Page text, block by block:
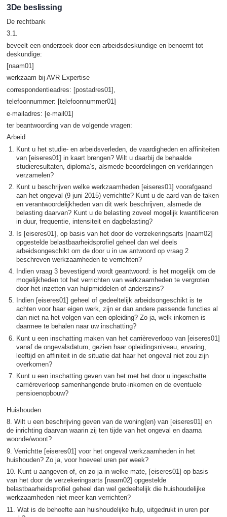
3De beslissing
De rechtbank
3.1.
beveelt een onderzoek door een arbeidsdeskundige en benoemt tot
deskundige:
[naam01]
werkzaam bij AVR Expertise
correspondentieadres: [postadres01],
telefoonnummer: [telefoonnummer01]
e-mailadres: [e-mail01]
ter beantwoording van de volgende vragen:
Arbeid
Kunt u het studie- en arbeidsverleden, de vaardigheden en affiniteiten
van [eiseres01] in kaart brengen? Wilt u daarbij de behaalde
studieresultaten, diploma’s, alsmede beoordelingen en verklaringen
verzamelen?
Kunt u beschrijven welke werkzaamheden [eiseres01] voorafgaand
aan het ongeval (9 juni 2015) verrichtte? Kunt u de aard van de taken
en verantwoordelijkheden van dit werk beschrijven, alsmede de
belasting daarvan? Kunt u de belasting zoveel mogelijk kwantificeren
in duur, frequentie, intensiteit en dagbelasting?
Is [eiseres01], op basis van het door de verzekeringsarts [naam02]
opgestelde belastbaarheidsprofiel geheel dan wel deels
arbeidsongeschikt om de door u in uw antwoord op vraag 2
beschreven werkzaamheden te verrichten?
Indien vraag 3 bevestigend wordt geantwoord: is het mogelijk om de
mogelijkheden tot het verrichten van werkzaamheden te vergroten
door het inzetten van hulpmiddelen of anderszins?
Indien [eiseres01] geheel of gedeeltelijk arbeidsongeschikt is te
achten voor haar eigen werk, zijn er dan andere passende functies al
dan niet na het volgen van een opleiding? Zo ja, welk inkomen is
daarmee te behalen naar uw inschatting?
Kunt u een inschatting maken van het carrièreverloop van [eiseres01]
vanaf de ongevalsdatum, gezien haar opleidingsniveau, ervaring,
leeftijd en affiniteit in de situatie dat haar het ongeval niet zou zijn
overkomen?
Kunt u een inschatting geven van het met het door u ingeschatte
carrièreverloop samenhangende bruto-inkomen en de eventuele
pensioenopbouw?
Huishouden
8. Wilt u een beschrijving geven van de woning(en) van [eiseres01] en
de inrichting daarvan waarin zij ten tijde van het ongeval en daarna
woonde/woont?
9. Verrichtte [eiseres01] voor het ongeval werkzaamheden in het
huishouden? Zo ja, voor hoeveel uren per week?
10. Kunt u aangeven of, en zo ja in welke mate, [eiseres01] op basis
van het door de verzekeringsarts [naam02] opgestelde
belastbaarheidsprofiel geheel dan wel gedeeltelijk die huishoudelijke
werkzaamheden niet meer kan verrichten?
11. Wat is de behoefte aan huishoudelijke hulp, uitgedrukt in uren per